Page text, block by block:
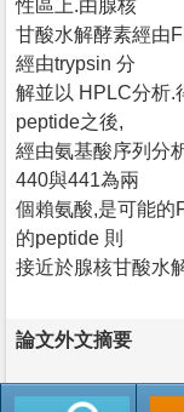
性區上.由腺核
甘酸水解酵素經由
經由trypsin 分
解並以 HPLC分析.
peptide之後,
經由氨基酸序列分
440與441為兩
個賴氨酸,是可能的
的peptide 則
接近於腺核甘酸水
論文外文摘要